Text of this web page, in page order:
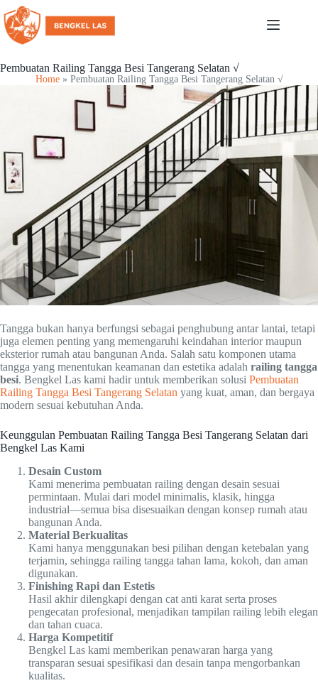
Pembuatan Railing Tangga Besi Tangerang Selatan √
Home» Pembuatan Railing Tangga Besi Tangerang Selatan √
Tangga bukan hanya berfungsi sebagai penghubung antar lantai, tetapi
juga elemen penting yang memengaruhi keindahan interior maupun
eksterior rumah atau bangunan Anda. Salah satu komponen utama
tangga yang menentukan keamanan dan estetika adalah railing tangga
besi. Bengkel Las kami hadir untuk memberikan solusi Pembuatan
Railing Tangga Besi Tangerang Selatan yang kuat, aman, dan bergaya
modern sesuai kebutuhan Anda.
Keunggulan Pembuatan Railing Tangga Besi Tangerang Selatan dari
Bengkel Las Kami
Desain Custom
Kami menerima pembuatan railing dengan desain sesuai
permintaan. Mulai dari model minimalis, klasik, hingga
industrial—semua bisa disesuaikan dengan konsep rumah atau
bangunan Anda.
Material Berkualitas
Kami hanya menggunakan besi pilihan dengan ketebalan yang
terjamin, sehingga railing tangga tahan lama, kokoh, dan aman
digunakan.
Finishing Rapi dan Estetis
Hasil akhir dilengkapi dengan cat anti karat serta proses
pengecatan profesional, menjadikan tampilan railing lebih elegan
dan tahan cuaca.
Harga Kompetitif
Bengkel Las kami memberikan penawaran harga yang
transparan sesuai spesifikasi dan desain tanpa mengorbankan
kualitas.